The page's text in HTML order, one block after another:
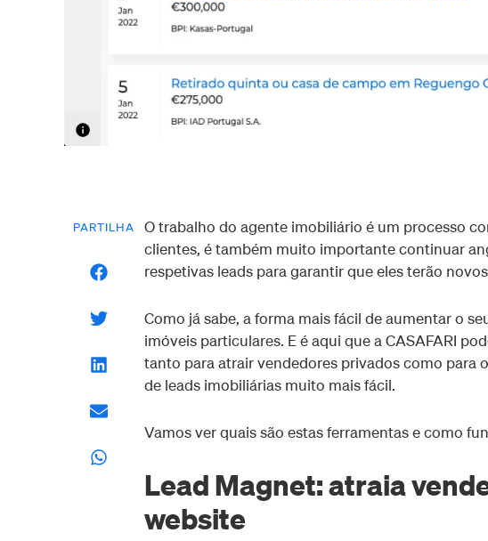
PARTILHA
O trabalho do agente imobiliário é um processo
clientes, é também muito importante continuar
respetivas leads para garantir que eles terão
Como já sabe, a forma mais fácil de aumentar o
imóveis particulares. E é aqui que a CASAFARI
tanto para atrair vendedores privados como para
de leads imobiliárias muito mais fácil.
Vamos ver quais são estas ferramentas e como
​​Lead Magnet: atraia
website